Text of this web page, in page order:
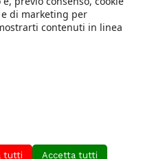
di marketing per
contenuti in linea
tutti Accetta tutti